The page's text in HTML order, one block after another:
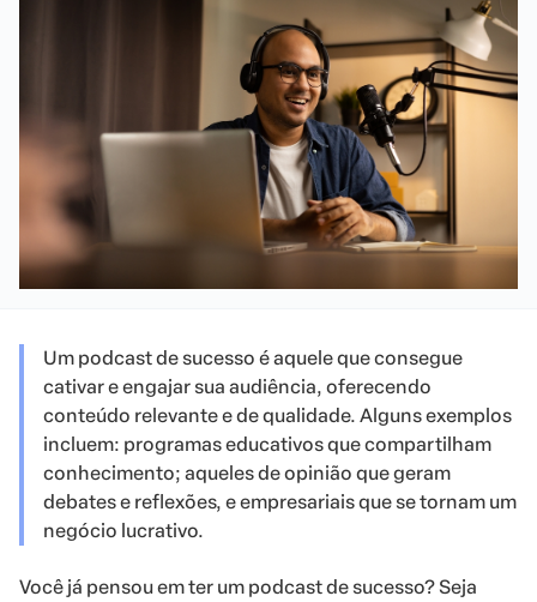
Um podcast de sucesso é aquele que consegue
cativar e engajar sua audiência, oferecendo
conteúdo relevante e de qualidade. Alguns exemplos
incluem: programas educativos que compartilham
conhecimento; aqueles de opinião que geram
debates e reflexões, e empresariais que se tornam um
negócio lucrativo.
Você já pensou em ter um podcast de sucesso? Seja